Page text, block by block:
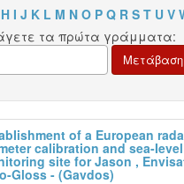
H I J K L M N O P Q R S T U V
τα πρώτα γράμματα:
of a European
calibration and sea-Ιevel
site for Jason ,
Gloss - (Gavdos)